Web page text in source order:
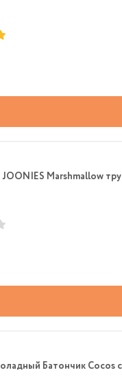
Marshmallow
Батончик Cocos